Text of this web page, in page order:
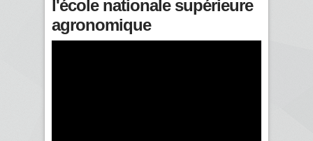
l'école nationale supérieure
agronomique